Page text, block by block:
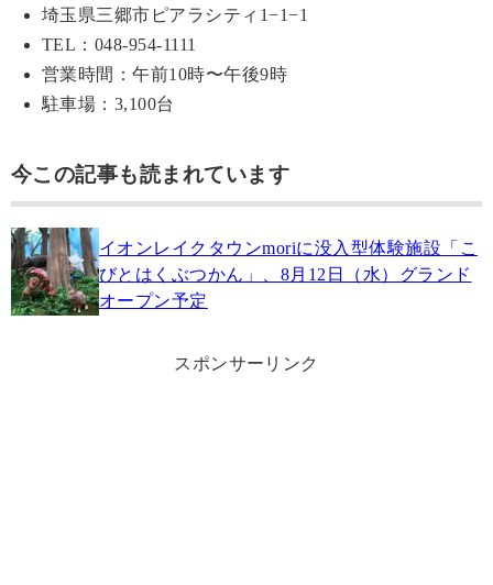
埼玉県三郷市ピアラシティ1−1−1
TEL：048-954-1111
営業時間：午前10時〜午後9時
駐車場：3,100台
今この記事も読まれています
イオンレイクタウンmoriに没入型体験施設「こ
びとはくぶつかん」、8月12日（水）グランド
オープン予定
スポンサーリンク